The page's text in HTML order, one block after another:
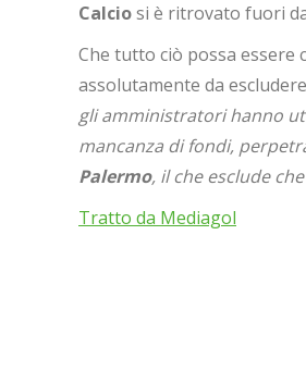
Calciosi è ritrovato fuori
Che tutto ciò possa essere
assolutamente da
gli amministratori hanno
mancanza di fondi,
Palermo, il che esclude
Tratto da Mediagol